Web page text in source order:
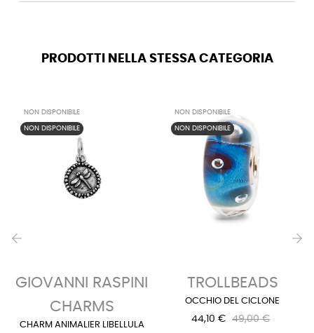
PRODOTTI NELLA STESSA CATEGORIA
NON DISPONIBILE
NON DISPONIBILE
GIOVANNI RASPINI
CHARMS
CHARM ANIMALIER LIBELLULA
NON DISPONIBILE
NON DISPONIBILE
TROLLBEADS
OCCHIO DEL CICLONE
44,10 € 49,00 €